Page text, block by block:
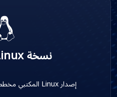
نسخة Linux المكتبية
إصدار Linux المكتبي مخطط له وحالته ستُعلن لاحقًا